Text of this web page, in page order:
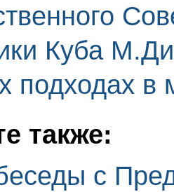
Куба
подходах в
также:
с